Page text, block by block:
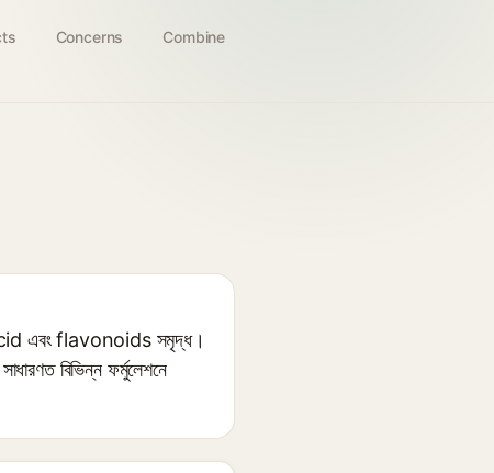
Concerns Combine
এবং flavonoids সমৃদ্ধ।
বিভিন্ন ফর্মুলেশনে